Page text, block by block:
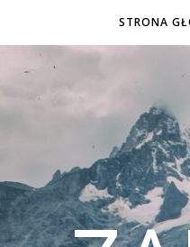
STRONA